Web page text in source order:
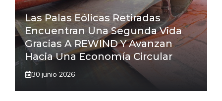
Las Palas Eólicas Retiradas
Encuentran Una Segunda Vida
Gracias A REWIND Y Avanzan
Hacia Una Economía Circular
30 junio 2026